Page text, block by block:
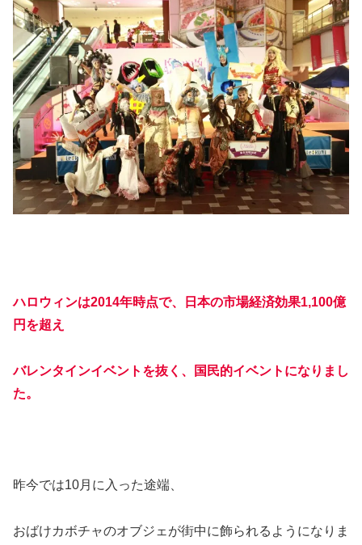
ハロウィンは2014年時点で、日本の市場経済効果1,100億
円を超え
バレンタインイベントを抜く、国民的イベントになりまし
た。
昨今では10月に入った途端、
おばけカボチャのオブジェが街中に飾られるようになりま